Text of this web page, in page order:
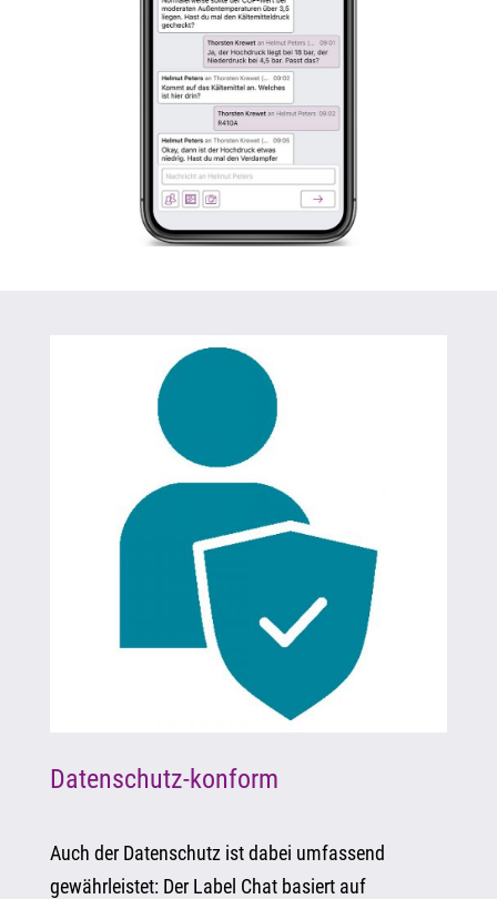
Datenschutz-konform
Auch der Datenschutz ist dabei umfassend
gewährleistet: Der Label Chat basiert auf